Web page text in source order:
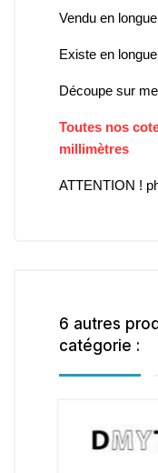
Vendu en
Existe en
Découpe sur
Toutes nos
millimètres
ATTENTION !
6 autres
catégorie :